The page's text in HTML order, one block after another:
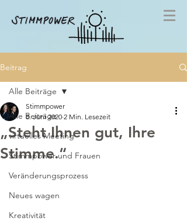
Beitrag
Alle Beiträge
virtuelles Meeting
Stimmpower und Frauen
Veränderungsprozess
Neues wagen
Kreativität
Alle Beiträge
„Steht Ihnen gut, Ihre
Stimme.“
Stimmpower
8. Juni 2020 2 Min. Lesezeit